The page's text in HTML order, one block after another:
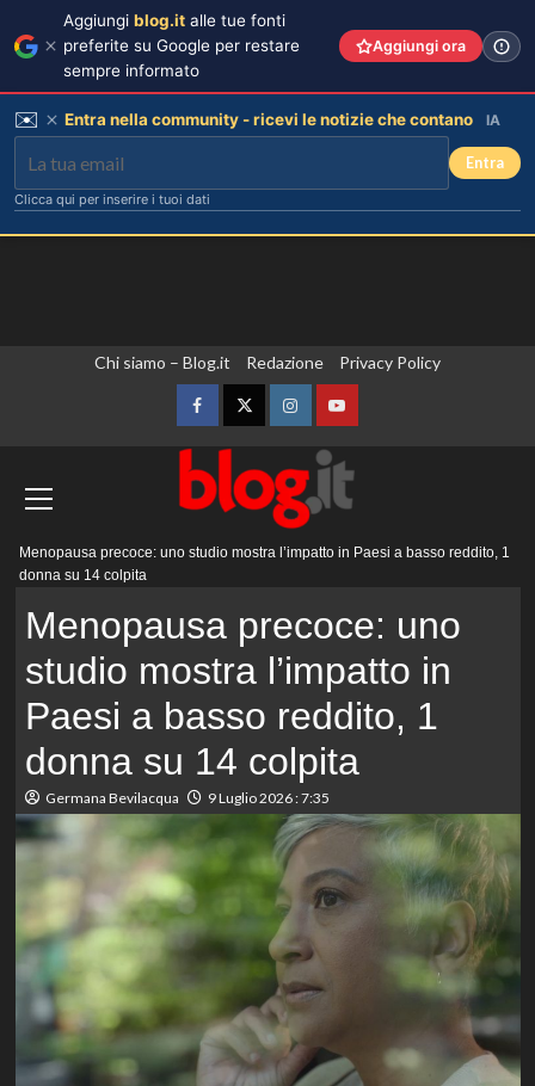
Chi siamo – Blog.it Redazione Privacy Policy
FacebookTwitterInstagramYouTube
principale
Menopausa precoce: uno studio mostra l’impatto in Paesi a basso reddito, 1
donna su 14 colpita
Menopausa precoce: uno
studio mostra l’impatto in
Paesi a basso reddito, 1
donna su 14 colpita
Germana Bevilacqua 9 Luglio 2026 : 7:35
Aggiungi blog.it alle tue fonti
preferite su Google per restare
sempre informato
Aggiungi ora
✉️ Entra nella community - ricevi le notizie che contano IA
Entra
Clicca qui per inserire i tuoi dati